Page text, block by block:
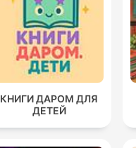
КНИГИ ДАРОМ ДЛЯ
ДЕТЕЙ